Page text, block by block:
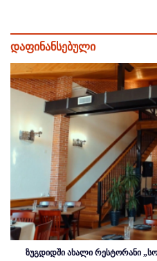
დაფინანსებული
ზუგდიდში ახალი რესტორანი